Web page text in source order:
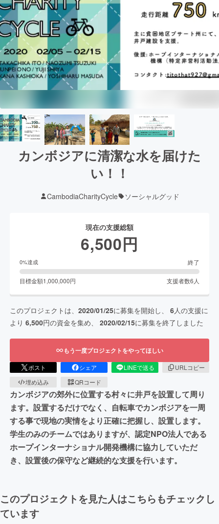
カンボジアに清潔な水を届けた
い！！
CambodiaCharityCycle ソーシャルグッド
現在の支援総額
6,500円
0%達成 終了
目標金額1,000,000円 支援者数6 人
このプロジェクトは、 2020/01/25に募集を開始し、 6人の支援に
より 6,500円の資金を集め、 2020/02/15に募集を終了しました
もう一度プロジェクトをやってほしい
ポスト シェア LINEで送る
URLコピー
埋め込み
QRコード
カンボジアの郊外に位置する村々に井戸を設置して周り
ます。設置するだけでなく、自転車でカンボジアを一周
する事で現地の実情をより正確に把握し、設置します。
学生のみのチームではありますが、認定NPO法人である
ホープインターナショナル開発機構に協力していただ
き、設置後の保守など継続的な支援を行います。
このプロジェクトを見た人はこちらもチェックし
ています